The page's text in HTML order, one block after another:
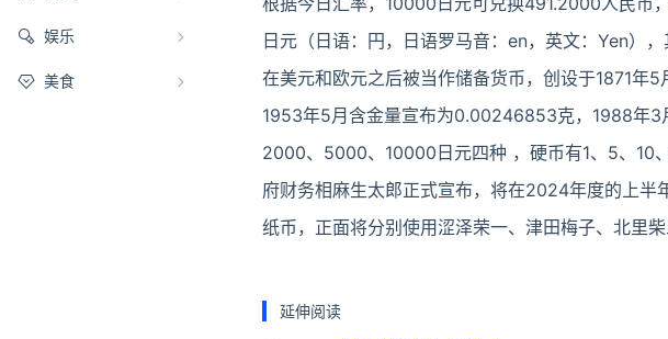
娱乐
美食
日元（日语：円，日语罗马音：en，英文：Yen）
在美元和欧元之后被当作储备货币，创设于1871年
1953年5月含金量宣布为0.00246853克，1988年3
2000、5000、10000日元四种 ，硬币有1、5、10
府财务相麻生太郎正式宣布，将在2024年度的上
纸币，正面将分别使用涩泽荣一、津田梅子、北里柴
延伸阅读